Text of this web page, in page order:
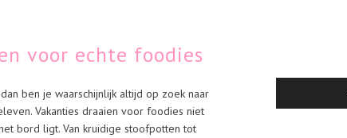
voor echte foodies
ben je waarschijnlijk altijd op zoek naar
Vakanties draaien voor foodies niet
bord ligt. Van kruidige stoofpotten tot